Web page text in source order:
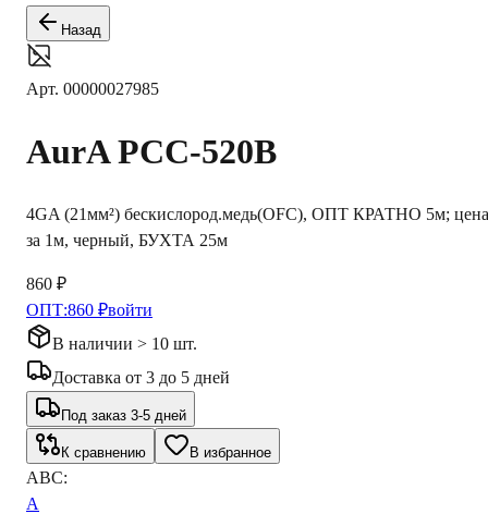
Назад
Арт. 00000027985
AurA PCC-520B
4GA (21мм²) бескислород.медь(OFC), ОПТ КРАТНО 5м; цена
за 1м, черный, БУХТА 25м
860 ₽
ОПТ:860 ₽войти
В наличии > 10 шт.
Доставка от 3 до 5 дней
Под заказ 3-5 дней
К сравнению В избранное
ABC:
A